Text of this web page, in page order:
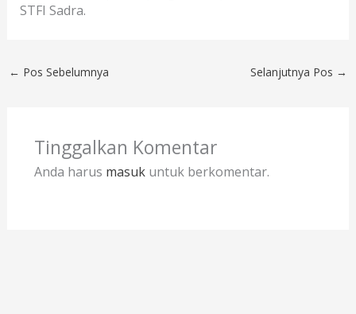
STFI Sadra.
← Pos Sebelumnya Selanjutnya Pos →
Tinggalkan Komentar
Anda harus masukuntuk berkomentar.